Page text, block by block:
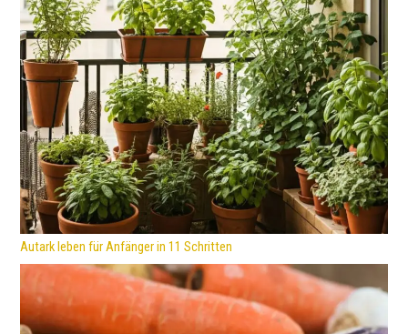
Autark leben für Anfänger in 11 Schritten